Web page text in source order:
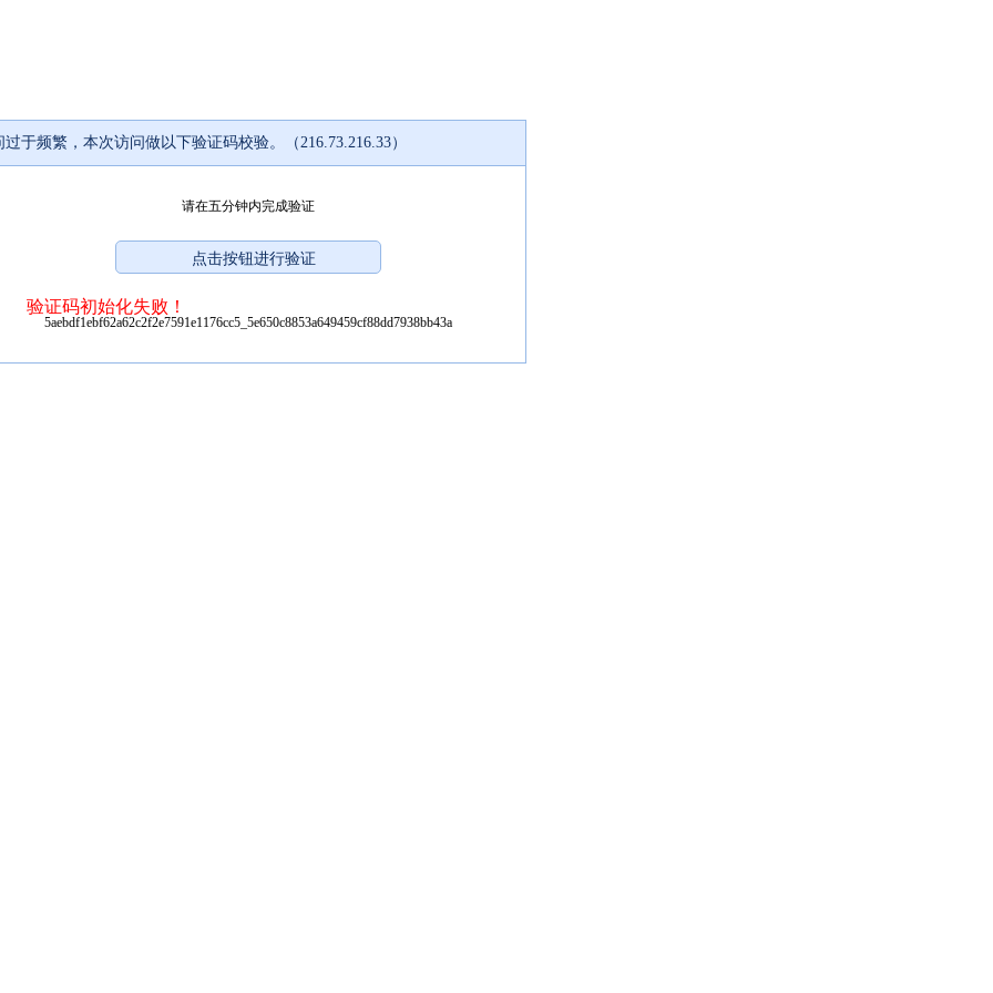
过于频繁，本次访问做以下验证码校验。（216.73.216.33）
请在五分钟内完成验证
验证码初始化失败！
5aebdf1ebf62a62c2f2e7591e1176cc5_5e650c8853a649459cf88dd7938bb43a